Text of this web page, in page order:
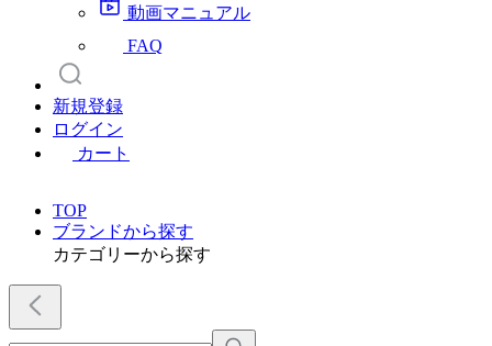
動画マニュアル
FAQ
新規登録
ログイン
カート
TOP
ブランドから探す
カテゴリーから探す